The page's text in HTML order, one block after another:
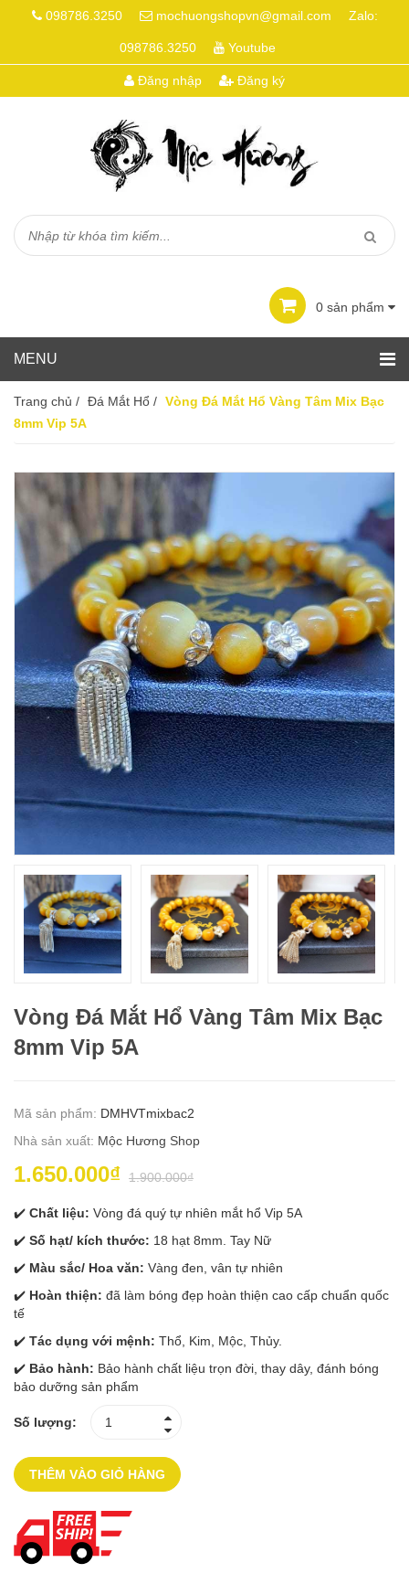
098786.3250 mochuongshopvn@gmail.com Zalo:
098786.3250 Youtube
Đăng nhập Đăng ký
0 sản phẩm
Trang chủ / Đá Mắt Hổ / Vòng Đá Mắt Hổ Vàng Tâm Mix Bạc
8mm Vip 5A
Vòng Đá Mắt Hổ Vàng Tâm Mix Bạc
8mm Vip 5A
Mã sản phẩm: DMHVTmixbac2
Nhà sản xuất: Mộc Hương Shop
1.650.000₫ 1.900.000₫
✔️ Chất liệu: Vòng đá quý tự nhiên mắt hổ Vip 5A
✔️ Số hạt/ kích thước: 18 hạt 8mm. Tay Nữ
✔️ Màu sắc/ Hoa văn: Vàng đen, vân tự nhiên
✔️ Hoàn thiện: đã làm bóng đẹp hoàn thiện cao cấp chuẩn quốc
tế
✔️ Tác dụng với mệnh: Thổ, Kim, Mộc, Thủy.
✔️ Bảo hành: Bảo hành chất liệu trọn đời, thay dây, đánh bóng
bảo dưỡng sản phẩm
Số lượng:
THÊM VÀO GIỎ HÀNG